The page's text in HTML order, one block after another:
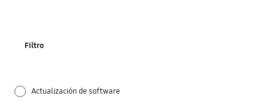
Filtro
Actualización de software